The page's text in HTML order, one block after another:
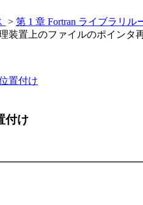
> 第 1 章 Fortran ライブラリル
理装置上のファイルのポインタ
置付け
付け